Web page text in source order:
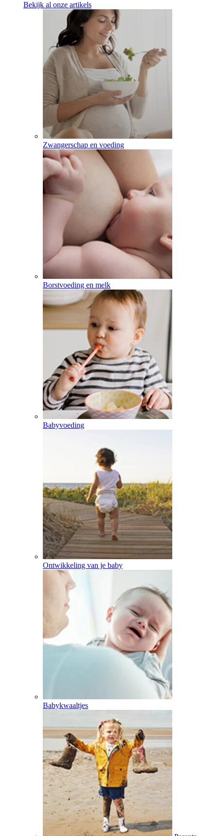
Bekijk al onze artikels
Zwangerschap en voeding
Borstvoeding en melk
Babyvoeding
Ontwikkeling van je baby
Babykwaaltjes